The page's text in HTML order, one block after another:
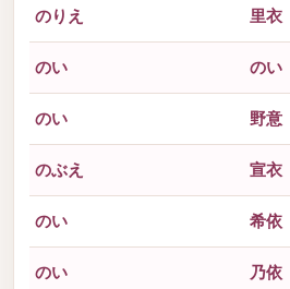
のりえ 里衣
のい のい
のい 野意
のぶえ 宣衣
のい 希依
のい 乃依